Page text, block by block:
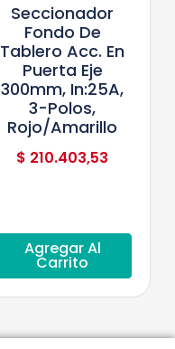
Seccionador
Fondo De
Tablero Acc. En
Puerta Eje
300mm, In:25A,
3-Polos,
Rojo/Amarillo
$ 210.403,53
Agregar Al
Carrito